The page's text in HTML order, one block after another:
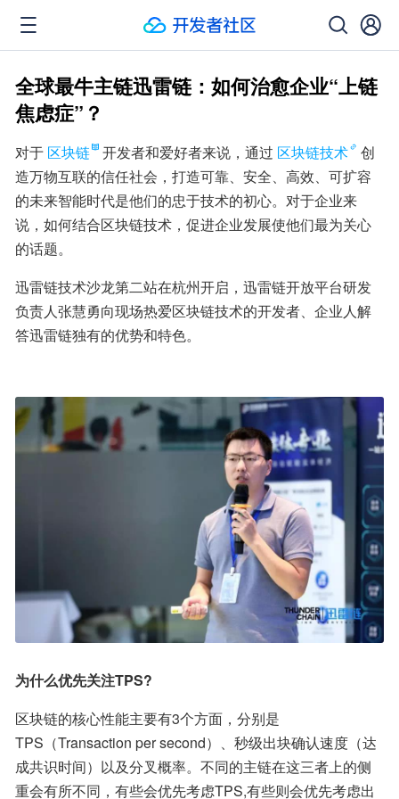
全球最牛主链迅雷链：如何治愈企业“上链
焦虑症”？
对于 区块链 开发者和爱好者来说，通过 区块链技术
创
造万物互联的信任社会，打造可靠、安全、高效、可扩容
的未来智能时代是他们的忠于技术的初心。对于企业来
说，如何结合区块链技术，促进企业发展使他们最为关心
的话题。
迅雷链技术沙龙第二站在杭州开启，迅雷链开放平台研发
负责人张慧勇向现场热爱区块链技术的开发者、企业人解
答迅雷链独有的优势和特色。
为什么优先关注TPS?
区块链的核心性能主要有3个方面，分别是
TPS（Transaction per second）、秒级出块确认速度（达
成共识时间）以及分叉概率。不同的主链在这三者上的侧
重会有所不同，有些会优先考虑TPS,有些则会优先考虑出